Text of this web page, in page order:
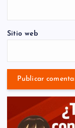
Sitio web